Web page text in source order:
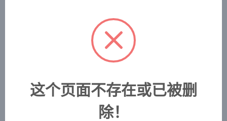
这个页面不存在或已被删
除！